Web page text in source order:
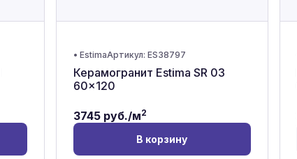
• EstimaАртикул: ES38797
Керамогранит Estima SR 03
60x120
3745 руб./м2
В корзину